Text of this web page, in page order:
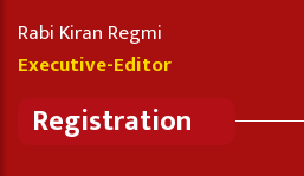
Rabi Kiran Regmi
Executive-Editor
Registration